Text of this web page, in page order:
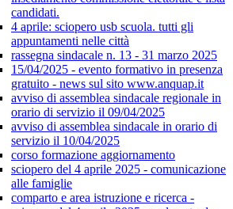
candidati.
4 aprile: sciopero usb scuola. tutti gli
appuntamenti nelle città
rassegna sindacale n. 13 - 31 marzo 2025
15/04/2025 - evento formativo in presenza
gratuito - news sul sito www.anquap.it
avviso di assemblea sindacale regionale in
orario di servizio il 09/04/2025
avviso di assemblea sindacale in orario di
servizio il 10/04/2025
corso formazione aggiornamento
sciopero del 4 aprile 2025 - comunicazione
alle famiglie
comparto e area istruzione e ricerca -